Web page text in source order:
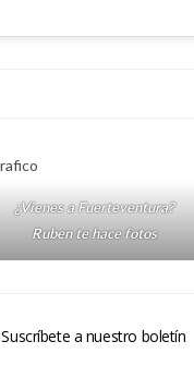
¿Vienes a Fuerteventura?
Ruben te hace fotos
Suscríbete a nuestro boletín